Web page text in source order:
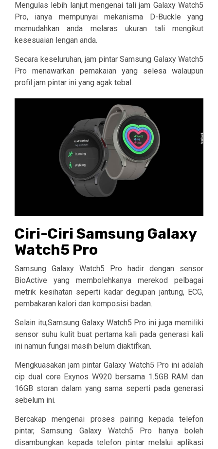
Mengulas lebih lanjut mengenai tali jam Galaxy Watch5
Pro, ianya mempunyai mekanisma D-Buckle yang
memudahkan anda melaras ukuran tali mengikut
kesesuaian lengan anda.
Secara keseluruhan, jam pintar Samsung Galaxy Watch5
Pro menawarkan pemakaian yang selesa walaupun
profil jam pintar ini yang agak tebal.
Ciri-Ciri Samsung Galaxy
Watch5 Pro
Samsung Galaxy Watch5 Pro hadir dengan sensor
BioActive yang membolehkanya merekod pelbagai
metrik kesihatan seperti kadar degupan jantung, ECG,
pembakaran kalori dan komposisi badan.
Selain itu,Samsung Galaxy Watch5 Pro ini juga memiliki
sensor suhu kulit buat pertama kali pada generasi kali
ini namun fungsi masih belum diaktifkan.
Mengkuasakan jam pintar Galaxy Watch5 Pro ini adalah
cip dual core Exynos W920 bersama 1.5GB RAM dan
16GB storan dalam yang sama seperti pada generasi
sebelum ini.
Bercakap mengenai proses pairing kepada telefon
pintar, Samsung Galaxy Watch5 Pro hanya boleh
disambungkan kepada telefon pintar melalui aplikasi